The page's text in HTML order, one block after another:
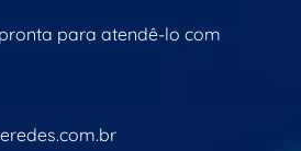
para atendê-lo com